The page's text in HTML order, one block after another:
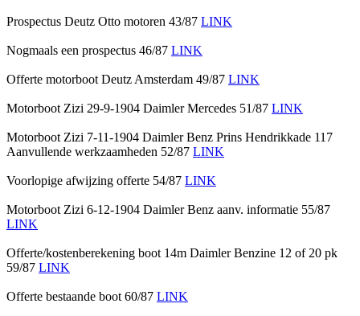
Prospectus Deutz Otto motoren 43/87 LINK
Nogmaals een prospectus 46/87 LINK
Offerte motorboot Deutz Amsterdam 49/87 LINK
Motorboot Zizi 29-9-1904 Daimler Mercedes 51/87 LINK
Motorboot Zizi 7-11-1904 Daimler Benz Prins Hendrikkade 117
Aanvullende werkzaamheden 52/87 LINK
Voorlopige afwijzing offerte 54/87 LINK
Motorboot Zizi 6-12-1904 Daimler Benz aanv. informatie 55/87
LINK
Offerte/kostenberekening boot 14m Daimler Benzine 12 of 20 pk
59/87 LINK
Offerte bestaande boot 60/87 LINK